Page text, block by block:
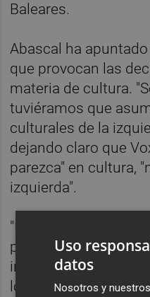
Baleares.
Abascal ha
que provocan las
materia de cultura.
tuviéramos que
culturales de la
dejando claro que
parezca" en cultura,
izquierda".
"Nosotros vamos a
parezca y creemos
intereses de los
los españoles", ha
Uso
datos
Nosotros y